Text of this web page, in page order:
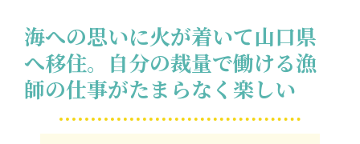
海への思いに火が着いて山口県
へ移住。自分の裁量で働ける漁
師の仕事がたまらなく楽しい